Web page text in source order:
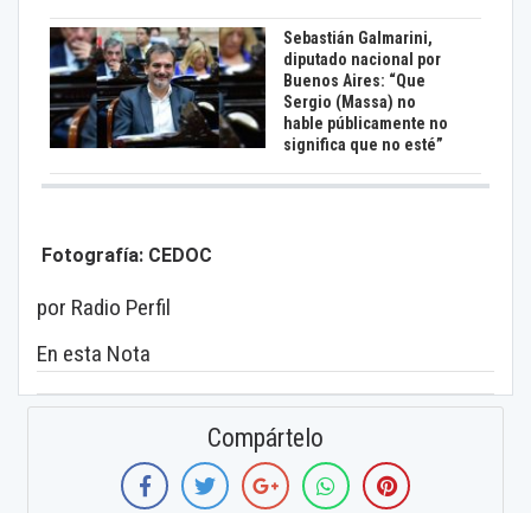
Sebastián Galmarini,
diputado nacional por
Buenos Aires: “Que
Sergio (Massa) no
hable públicamente no
significa que no esté”
Fotografía: CEDOC
por Radio Perfil
En esta Nota
Compártelo